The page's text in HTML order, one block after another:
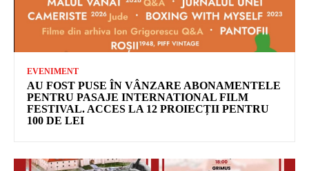
EVENIMENT
AU FOST PUSE ÎN VÂNZARE ABONAMENTELE
PENTRU PASAJE INTERNATIONAL FILM
FESTIVAL. ACCES LA 12 PROIECȚII PENTRU
100 DE LEI